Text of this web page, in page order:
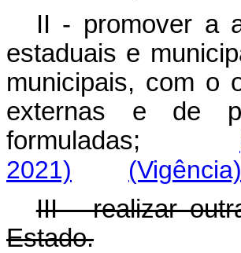
II - promover a
estaduais e
municipais, com o
externas e de
formuladas;
2021)
(Vigência)
III - realizar
Estado.